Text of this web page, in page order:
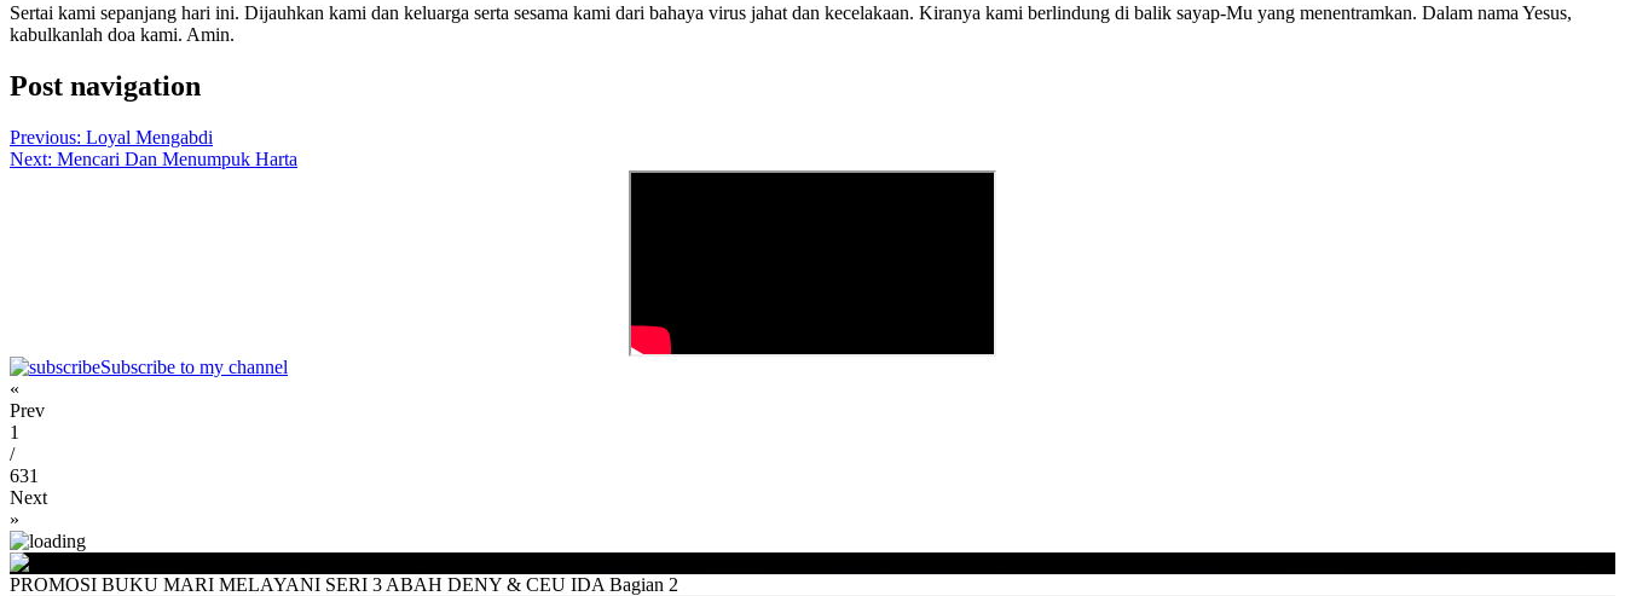
Sertai kami sepanjang hari ini. Dijauhkan kami dan keluarga serta sesama kami dari bahaya virus jahat dan kecelakaan. Kiranya kami berlindung di balik sayap-Mu yang menentramkan. Dalam nama Yesus,
kabulkanlah doa kami. Amin.
Post navigation
Previous: Loyal Mengabdi
Next: Mencari Dan Menumpuk Harta
Subscribe to my channel
«
Prev
1
/
631
Next
»
PROMOSI BUKU MARI MELAYANI SERI 3 ABAH DENY & CEU IDA Bagian 2